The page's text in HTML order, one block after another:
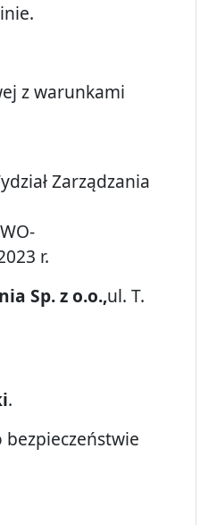
z warunkami
Zarządzania
r.
Sp. z o.o.,ul. T.
.